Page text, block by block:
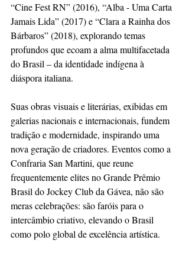
“Cine Fest RN” (2016), “Alba - Uma Carta
Jamais Lida” (2017) e “Clara a Rainha dos
Bárbaros” (2018), explorando temas
profundos que ecoam a alma multifacetada
do Brasil – da identidade indígena à
diáspora italiana.
Suas obras visuais e literárias, exibidas em
galerias nacionais e internacionais, fundem
tradição e modernidade, inspirando uma
nova geração de criadores. Eventos como a
Confraria San Martini, que reune
frequentemente elites no Grande Prêmio
Brasil do Jockey Club da Gávea, não são
meras celebrações: são faróis para o
intercâmbio criativo, elevando o Brasil
como polo global de excelência artística.